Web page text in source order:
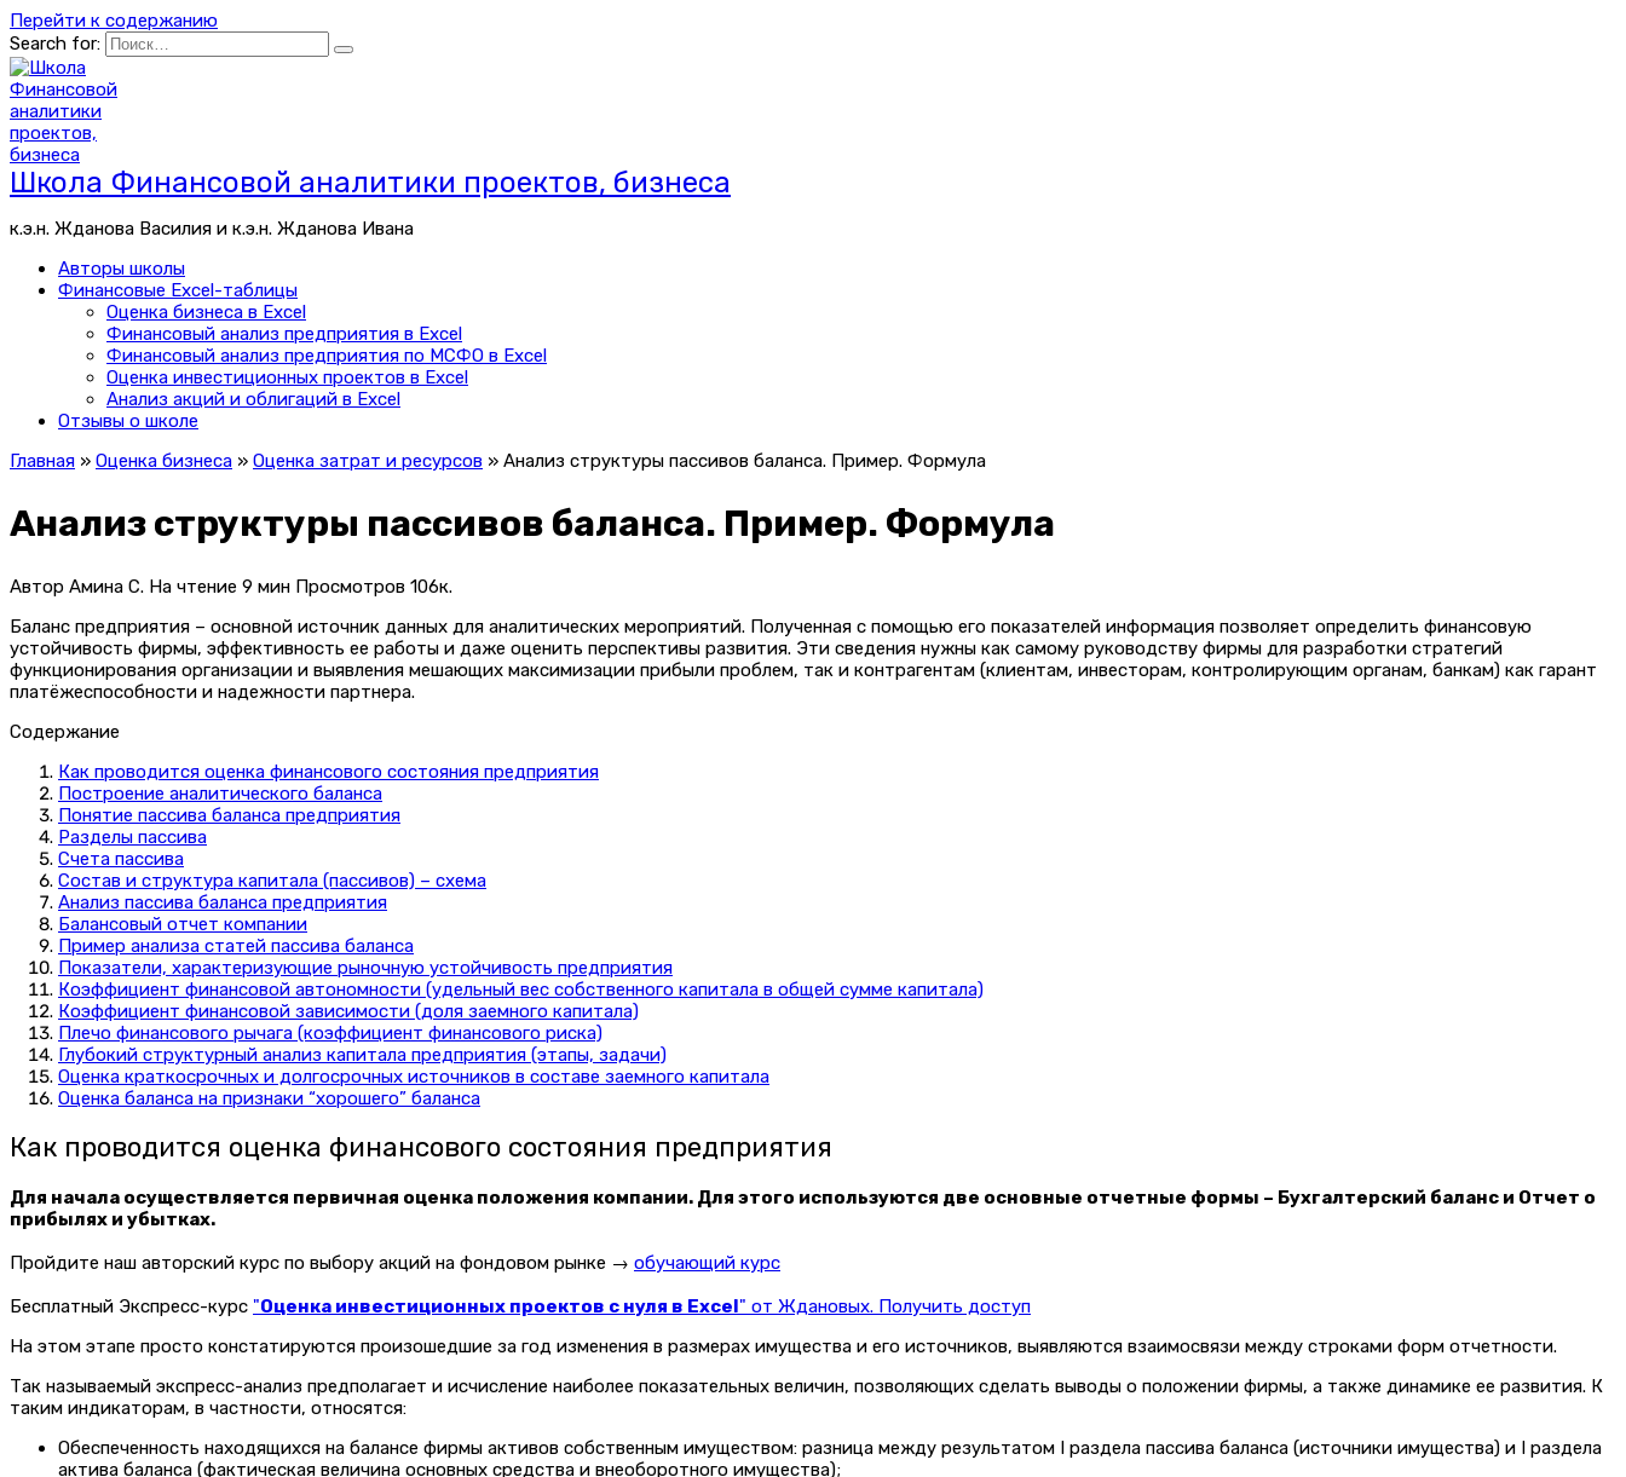
Перейти к содержанию
Search for:
Школа Финансовой аналитики проектов, бизнеса
к.э.н. Жданова Василия и к.э.н. Жданова Ивана
Авторы школы
Финансовые Excel-таблицы
Оценка бизнеса в Excel
Финансовый анализ предприятия в Excel
Финансовый анализ предприятия по МСФО в Excel
Оценка инвестиционных проектов в Excel
Анализ акций и облигаций в Excel
Отзывы о школе
Главная » Оценка бизнеса » Оценка затрат и ресурсов » Анализ структуры пассивов баланса. Пример. Формула
Анализ структуры пассивов баланса. Пример. Формула
Автор Амина С. На чтение 9 мин Просмотров 106к.
Баланс предприятия – основной источник данных для аналитических мероприятий. Полученная с помощью его показателей информация позволяет определить финансовую
устойчивость фирмы, эффективность ее работы и даже оценить перспективы развития. Эти сведения нужны как самому руководству фирмы для разработки стратегий
функционирования организации и выявления мешающих максимизации прибыли проблем, так и контрагентам (клиентам, инвесторам, контролирующим органам, банкам) как гарант
платёжеспособности и надежности партнера.
Содержание
Как проводится оценка финансового состояния предприятия
Построение аналитического баланса
Понятие пассива баланса предприятия
Разделы пассива
Счета пассива
Состав и структура капитала (пассивов) – схема
Анализ пассива баланса предприятия
Балансовый отчет компании
Пример анализа статей пассива баланса
Показатели, характеризующие рыночную устойчивость предприятия
Коэффициент финансовой автономности (удельный вес собственного капитала в общей сумме капитала)
Коэффициент финансовой зависимости (доля заемного капитала)
Плечо финансового рычага (коэффициент финансового риска)
Глубокий структурный анализ капитала предприятия (этапы, задачи)
Оценка краткосрочных и долгосрочных источников в составе заемного капитала
Оценка баланса на признаки “хорошего” баланса
Как проводится оценка финансового состояния предприятия
Для начала осуществляется первичная оценка положения компании. Для этого используются две основные отчетные формы – Бухгалтерский баланс и Отчет о
прибылях и убытках.
Пройдите наш авторский курс по выбору акций на фондовом рынке → обучающий курс
Бесплатный Экспресс-курс "Оценка инвестиционных проектов с нуля в Excel" от Ждановых. Получить доступ
На этом этапе просто констатируются произошедшие за год изменения в размерах имущества и его источников, выявляются взаимосвязи между строками форм отчетности.
Так называемый экспресс-анализ предполагает и исчисление наиболее показательных величин, позволяющих сделать выводы о положении фирмы, а также динамике ее развития. К
таким индикаторам, в частности, относятся:
Обеспеченность находящихся на балансе фирмы активов собственным имуществом: разница между результатом I раздела пассива баланса (источники имущества) и I раздела
актива баланса (фактическая величина основных средства и внеоборотного имущества);